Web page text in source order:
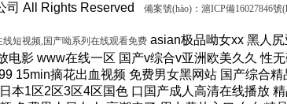
司 All Rights Reserved 備案號(hào)：滬ICP備16027846號
短视频,国产呦系列在线观看免费 asian极品呦女xx 黑人尻亚洲女人 激情综合色五月丁香六月亚洲 韩国激情电影华丽的外出 国产一区二区三区不卡精品 精密机械一区二区三区天堂 小泽玛利亚在线播放电影 www在线一区 国产v综合v亚洲欧美久久 性无码专区一色吊丝中文字幕 朝鲜美女黑毛bbw 大香蕉伊人手机在线观看 色国产在线视频一区二区 亚洲无人区天空码头IV 天天躁夜夜躁狠狠躁99 15min摘花出血视频 免费男女黑网站 国产综合精品久久99之一 蜜桃臀无码内射一区二区三区 国产色情18一20岁片a片 正在播放骚 湿 无码福利一区二区不卡片 人人妻人人澡人人爽精品日 日本1区2区3区4区国色 口国产成人高清在线播放 精品一区二区三区在线观看 影音先锋aⅤ无码资源网 男生使劲操女生喷水视频 久久91久久久久久久久 欧美乱妇高清无乱码免费 人与兽黄色视频 免费男人日女人 高潮来了 用力黄片入口 久久精品国产亚洲成人av 中国鸡巴插屄屄 国产精品视频一区啪啪啪 国产精品成人无码视频 亚洲一区二区三区电影在线 亚洲成人无码77777 日韩一中文字幕在线视频 大鸡吧逼逼碰撞 美女被干777 全彩无码里番本子库 国产成人无码a区视频在线观看 玩弄放荡人妻一区二区三 黑丝美女自慰被大鸡巴操 日韩精品一区 久久亚洲av不卡一区二区 操你骚逼www 理论片午午伦夜理片久久 中文字幕无码亚洲a人片 美女操大黑鸡巴 老色鬼久久亚洲av按摩 欧美美女人体艺术 逼逼逼逼啊啊嗯嗯啊视频 69成人免费视频无码专区 免费又爽又大又高潮视频 欧美日韩一二三区在线视频 亚洲精品中文字幕第十页 青青操在线观看国产视频 色婷婷亚洲十月十月色天 啊啊啊湿了视频在线观看 三十路四十路五十路熟女 国产一区二区在线观看天堂 女人张开腿让男人桶视频 bibi av 日本69视频在线免费观看 无码人妻一区二区三区一 在线观看激情av一区二区 日日天天日天天谢天天日 国产迷晕三个美女的网站 一本到在线观看免费收看 国产亚洲无遮挡美女视频 日本网站在线观看一区二区 肏 少 妇 屄 在 线 丝袜制服shemale 美女裸体爆乳张开腿喷水 免费看成人午夜福利专区 gv在线无码男男gay 国产重口老太和变态小伙 随时都能干的校园运动会 VIP可见久久伊人婷婷 国产一级毛片一区二区视频 国产精品久久99简爱亚洲 吧吧吧影院伦理片在线观看 国产精品一二三四区视频 日韩区一区二在线观看视频 黄色片《男人操女人逼》 大香蕉久久日韩91蜜桃 30年驾龄老司机告诉你 91亚洲国产成人精品看片 把屌插进女人的逼里视频 大香蕉porn在线视频 成人性生交大片免费看96 最新亚洲人成无码网www电影 男生机桶女生小穴的视频 久久综合给合久久狠狠狠 国产呦系列一区二区三区 国产特级看欧美日韩中文 欧美大肉棒抽插骚逼视频 国产又色又爽无遮挡免费 男人天堂久久久一区二区 日本人与黑人牲交交免费 亚洲大片免费资源网站片 国产精品原创巨av 性感美女被操逼 美女污骚逼喷水白虎白浆 久久久久亚洲日本欧美视频 天天摸夜夜摸夜夜狠狠添 五险交满15能领多少钱 国产一卡二卡三卡四卡兔 国产综合23p 中国东北老熟妇做爰网视频 一级国产片在线观看免费 欧美黑人欧美精品刺激 激情综合色综合啪啪开心 群交视频大鸡巴 国产三级精品三级男人的天堂 么公在果树林征服了小雪 解开奶罩吸奶头高潮AV 丰满多毛的少妇 国产精品亚洲一区二区久久 黑人和中国熟女啪啪视频 香蕉视频成人网在线观看 荷兰小妓女高潮βbbw 日韩一区二区经典在线视频 学长让我夹震蛋自慰给他看 WWW亚洲精品久久久乳 免费看点www逼里逼里 手机亚洲第一页 夫妻性生活黄色一级大片 久久综合九色 免费看欧美日韩特级黄片 美女高潮久久免费观看国产 又粗又大又硬毛片免费看 欧美日韩成人大片p内射 草莓视频成视频在线观看 无码专区 人妻系列 在线 日本不卡一区二区三区四区 三级片在线观看国产三级 办公室国产a国产片免费 久久无码!视频 国产成年无码aⅤ片在线 大鸡巴插美女小穴动态图 国产亚洲aaa在线观看 一级二级三一片内射视频 在线观看欧美视频一区二区 被玩环了外高冷老师动漫 动漫男女操鸡巴射精网站 啊啊啊啊大鸡巴操我视频 婷婷综合久久中文字幕蜜桃三电影 色婷五月综激情亚洲综合 久久精品国产自清天天线 日本免费播放一区二区视频 丰满多毛的少妇 舔骚妇淫穴网站 最好看免费观看高清大全 99国产欧美另类久久片 人体艺术在线观看 成在人线视频男人的天堂 国产成人视a片品免费 东京热无码av一区二区 一道本中文字幕在线观看 嗯～好爽射进去强奸啊～ 真人作爱试看120分钟 在线观看国产三级片视频 国产极品高颜值美女到高潮 国产精品高清国产三级av 久久久无码专区中文字幕 推特网红91露出樱桃味 日本不卡码一区二区三区 小骚逼啪啪视频 男男无专砖码高清在线观看 亚